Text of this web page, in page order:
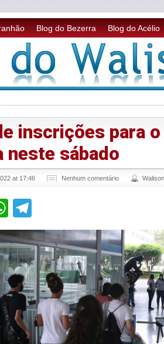
Blog do Bezerra Blog do Acélio
inscrições para
neste sábado
at 17:46 Nenhum comentário
WhatsApp